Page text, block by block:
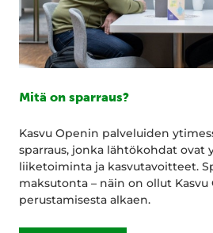
Mitä on sparraus?
Kasvu Openin palveluiden
sparraus, jonka lähtökohdat ovat
liiketoiminta ja kasvutavoitteet.
maksutonta – näin on ollut Kasvu
perustamisesta alkaen.